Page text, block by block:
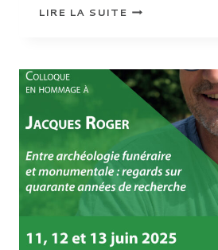
LIRE LA SUITEVIENT
DE
BRONZE
EN
FRANCE
(2500
À
800
NOTRE
ÈRE).
SYNTHÈSES